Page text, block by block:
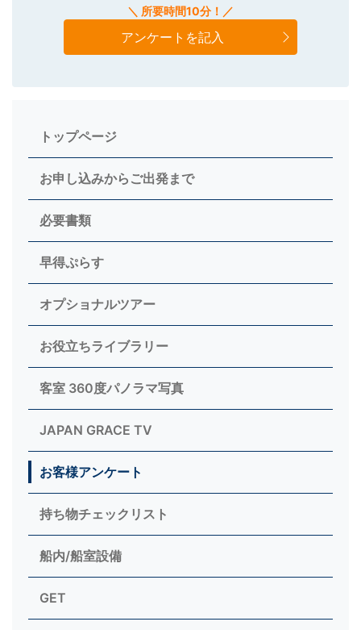
トップページ
お申し込みからご出発まで
必要書類
早得ぷらす
オプショナルツアー
お役立ちライブラリー
客室 360度パノラマ写真
JAPAN GRACE TV
お客様アンケート
持ち物チェックリスト
船内/船室設備
GET
＼ 所要時間10分！／
アンケートを記入